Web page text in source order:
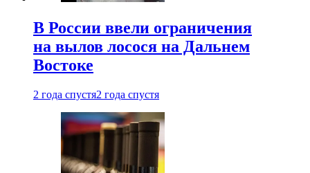
В России ввели ограничения
на вылов лосося на Дальнем
Востоке
2 года спустя2 года спустя